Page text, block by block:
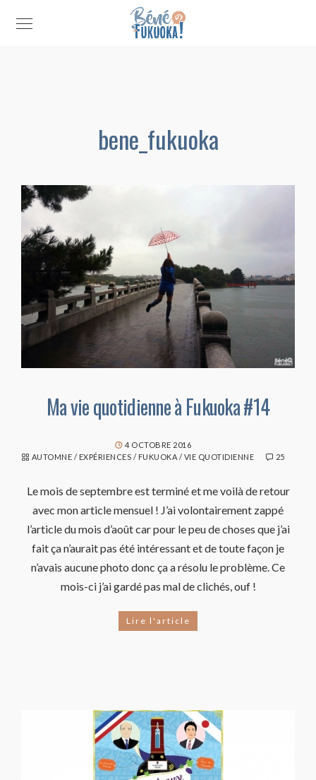
bene_fukuoka
Ma vie quotidienne à Fukuoka #14
4 OCTOBRE 2016
AUTOMNE / EXPÉRIENCES / FUKUOKA / VIE QUOTIDIENNE 25
Le mois de septembre est terminé et me voilà de retour
avec mon article mensuel ! J’ai volontairement zappé
l’article du mois d’août car pour le peu de choses que j’ai
fait ça n’aurait pas été intéressant et de toute façon je
n’avais aucune photo donc ça a résolu le problème. Ce
mois-ci j’ai gardé pas mal de clichés, ouf !
Lire l'article